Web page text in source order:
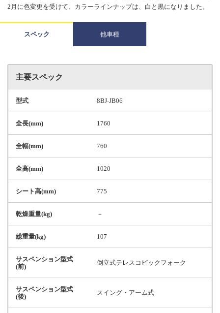
2月に色変更を受けて、カラーラインナップは、白と黒になりました。
スペック 他車種
主要スペック
型式 8BJ-JB06
全長(mm) 1760
全幅(mm) 760
全高(mm) 1020
シート高(mm) 775
乾燥重量(kg) －
総重量(kg) 107
サスペンション型式
(前)
倒立式テレスコピックフォーク
サスペンション型式
(後)
スイング・アーム式